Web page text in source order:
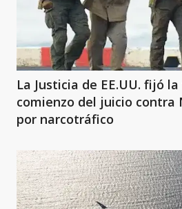
La Justicia de EE.UU. fijó
comienzo del juicio contra
por narcotráfico